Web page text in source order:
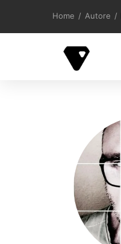
Home / Autore /